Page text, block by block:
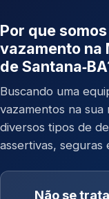
Por que
vazamento na
de
Buscando uma
vazamentos na
diversos tipos de
assertivas,
Não se